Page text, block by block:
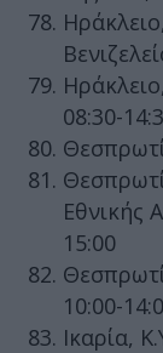
08:30-
Εθνικής
15:00
10:00-
Ικαρία,